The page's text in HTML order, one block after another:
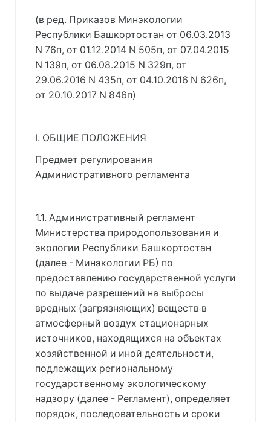
(в ред. Приказов Минэкологии
Республики Башкортостан от 06.03.2013
N 76п, от 01.12.2014 N 505п, от 07.04.2015
N 139п, от 06.08.2015 N 329п, от
29.06.2016 N 435п, от 04.10.2016 N 626п,
от 20.10.2017 N 846п)
I. ОБЩИЕ ПОЛОЖЕНИЯ
Предмет регулирования
Административного регламента
1.1. Административный регламент
Министерства природопользования и
экологии Республики Башкортостан
(далее - Минэкологии РБ) по
предоставлению государственной услуги
по выдаче разрешений на выбросы
вредных (загрязняющих) веществ в
атмосферный воздух стационарных
источников, находящихся на объектах
хозяйственной и иной деятельности,
подлежащих региональному
государственному экологическому
надзору (далее - Регламент), определяет
порядок, последовательность и сроки